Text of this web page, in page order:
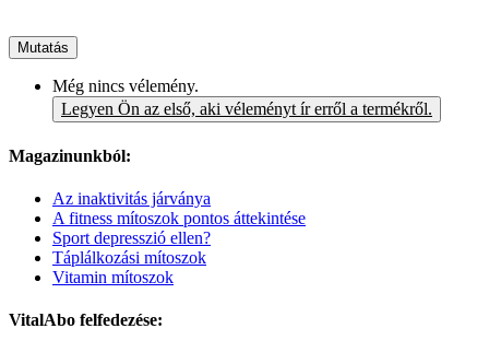
Mutatás
Még nincs vélemény.
Legyen Ön az első, aki véleményt ír erről a termékről.
Magazinunkból:
Az inaktivitás járványa
A fitness mítoszok pontos áttekintése
Sport depresszió ellen?
Táplálkozási mítoszok
Vitamin mítoszok
VitalAbo felfedezése: